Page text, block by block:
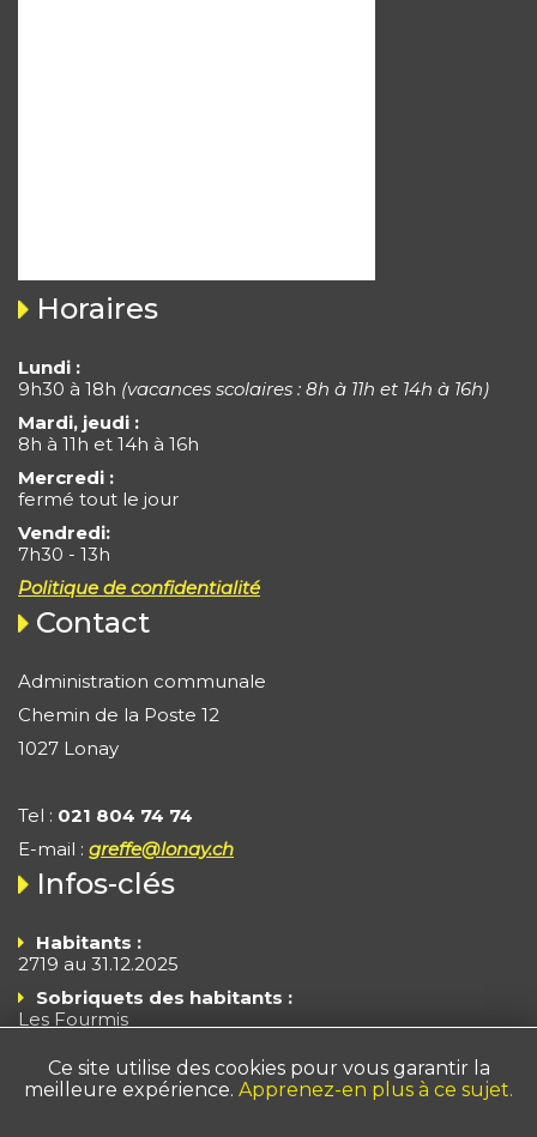
Horaires
Lundi :
9h30 à 18h (vacances scolaires : 8h à 11h et 14h à 16h)
Mardi, jeudi :
8h à 11h et 14h à 16h
Mercredi :
fermé tout le jour
Vendredi:
7h30 - 13h
Politique de confidentialité
Contact
Administration communale
Chemin de la Poste 12
1027 Lonay
Tel : 021 804 74 74
E-mail : greffe@lonay.ch
Infos-clés
Habitants :
2719 au 31.12.2025
Sobriquets des habitants :
Les Fourmis
Superficie :372 ha
Ce site utilise des cookies pour vous garantir la
meilleure expérience. Apprenez-en plus à ce sujet.